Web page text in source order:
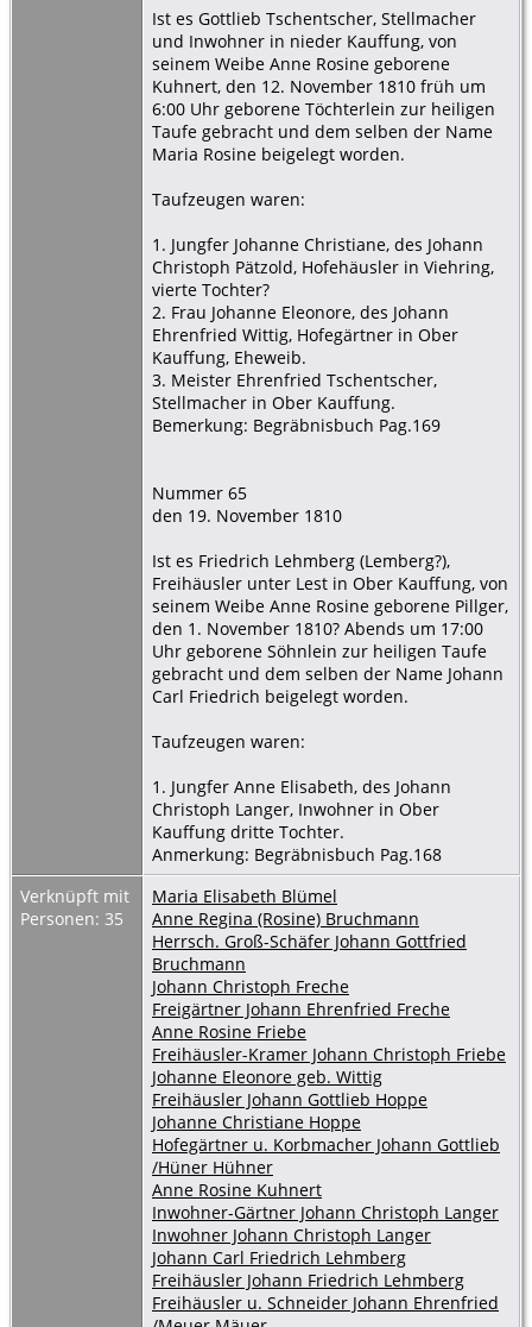
Ist es Gottlieb Tschentscher, Stellmacher
und Inwohner in nieder Kauffung, von
seinem Weibe Anne Rosine geborene
Kuhnert, den 12. November 1810 früh um
6:00 Uhr geborene Töchterlein zur heiligen
Taufe gebracht und dem selben der Name
Maria Rosine beigelegt worden.
Taufzeugen waren:
1. Jungfer Johanne Christiane, des Johann
Christoph Pätzold, Hofehäusler in Viehring,
vierte Tochter?
2. Frau Johanne Eleonore, des Johann
Ehrenfried Wittig, Hofegärtner in Ober
Kauffung, Eheweib.
3. Meister Ehrenfried Tschentscher,
Stellmacher in Ober Kauffung.
Bemerkung: Begräbnisbuch Pag.169
Nummer 65
den 19. November 1810
Ist es Friedrich Lehmberg (Lemberg?),
Freihäusler unter Lest in Ober Kauffung, von
seinem Weibe Anne Rosine geborene Pillger,
den 1. November 1810? Abends um 17:00
Uhr geborene Söhnlein zur heiligen Taufe
gebracht und dem selben der Name Johann
Carl Friedrich beigelegt worden.
Taufzeugen waren:
1. Jungfer Anne Elisabeth, des Johann
Christoph Langer, Inwohner in Ober
Kauffung dritte Tochter.
Anmerkung: Begräbnisbuch Pag.168
Verknüpft mit
Personen: 35
Maria Elisabeth Blümel
Anne Regina (Rosine) Bruchmann
Herrsch. Groß-Schäfer Johann Gottfried
Bruchmann
Johann Christoph Freche
Freigärtner Johann Ehrenfried Freche
Anne Rosine Friebe
Freihäusler-Kramer Johann Christoph Friebe
Johanne Eleonore geb. Wittig
Freihäusler Johann Gottlieb Hoppe
Johanne Christiane Hoppe
Hofegärtner u. Korbmacher Johann Gottlieb
/Hüner Hühner
Anne Rosine Kuhnert
Inwohner-Gärtner Johann Christoph Langer
Inwohner Johann Christoph Langer
Johann Carl Friedrich Lehmberg
Freihäusler Johann Friedrich Lehmberg
Freihäusler u. Schneider Johann Ehrenfried